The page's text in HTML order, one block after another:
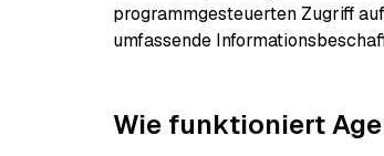
programmgesteuerten Zugriff
umfassende
Wie funktioniert